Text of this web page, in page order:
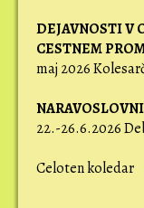
DEJAVNOSTI V
CESTNEM
maj 2026
22.-26.6.2026
Celoten koledar